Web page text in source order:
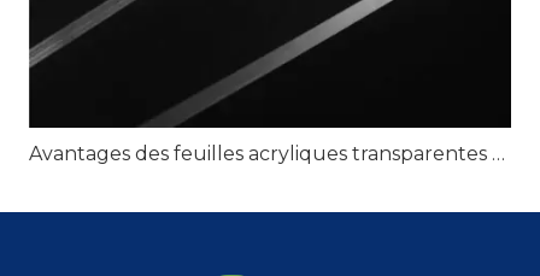
Avantages des feuilles acryliques transparentes pour une signalisation transparente